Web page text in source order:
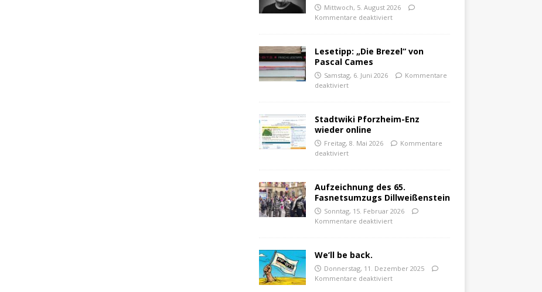
Mittwoch, 5. August 2026
Kommentare deaktiviert
Lesetipp: „Die Brezel“ von
Pascal Cames
Samstag, 6. Juni 2026
Kommentare
deaktiviert
Stadtwiki Pforzheim-Enz
wieder online
Freitag, 8. Mai 2026
Kommentare
deaktiviert
Aufzeichnung des 65.
Fasnetsumzugs Dillweißenstein
Sonntag, 15. Februar 2026
Kommentare deaktiviert
We’ll be back.
Donnerstag, 11. Dezember 2025
Kommentare deaktiviert